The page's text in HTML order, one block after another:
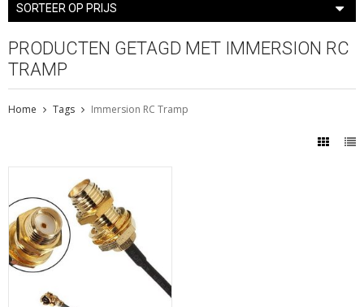
SORTEER OP PRIJS
PRODUCTEN GETAGD MET IMMERSION RC
TRAMP
Home Tags Immersion RC Tramp